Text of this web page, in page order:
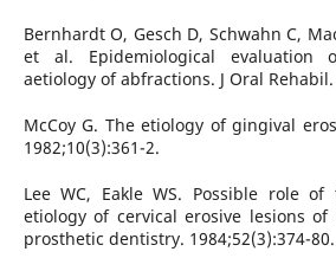
Bernhardt O, Gesch D, Schwahn C,
et al. Epidemiological evaluation
aetiology of abfractions. J Oral
McCoy G. The etiology of gingival
1982;10(3):361-2.
Lee WC, Eakle WS. Possible role
etiology of cervical erosive lesions
prosthetic dentistry. 1984;52(3):374-80.